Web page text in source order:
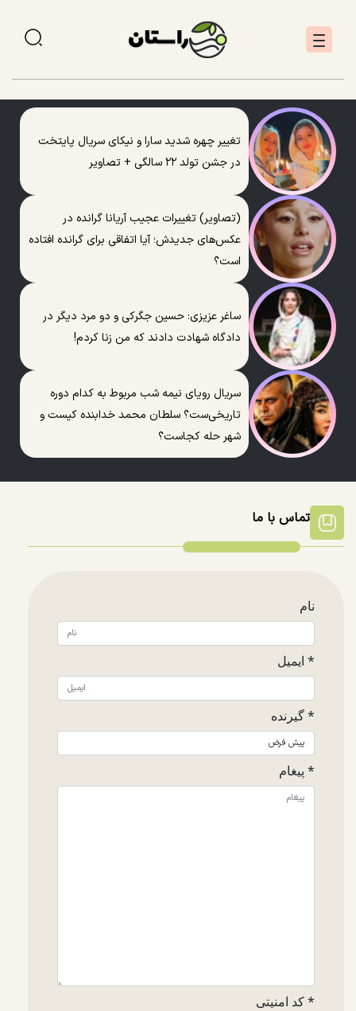
تغییر چهره شدید سارا و نیکای سریال پایتخت
در جشن تولد ۲۲ سالگی + تصاویر
(تصاویر) تغییرات عجیب آریانا گرانده در
عکس‌های جدیدش؛ آیا اتفاقی برای گرانده افتاده
است؟
ساغر عزیزی: حسین جگرکی و دو مرد دیگر در
دادگاه شهادت دادند که من زنا کردم!
سریال رویای نیمه شب مربوط به کدام دوره
تاریخی‌ست؟ سلطان محمد خدابنده کیست و
شهر حله کجاست؟
تماس با ما
نام
* ایمیل
* گیرنده
* پیغام
* کد امنیتی